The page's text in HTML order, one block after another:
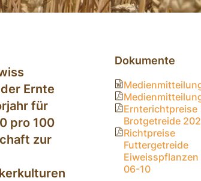
Ernte
für
pro 100
zur
Dokumente
Ernterichtpreise
Brotgetreide
Richtpreise
Futtergetreide
06-10